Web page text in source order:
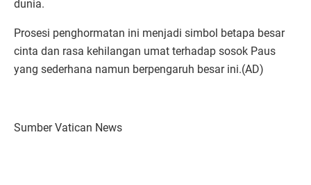
dunia.
Prosesi penghormatan ini menjadi simbol betapa besar
cinta dan rasa kehilangan umat terhadap sosok Paus
yang sederhana namun berpengaruh besar ini.(AD)
Sumber Vatican News